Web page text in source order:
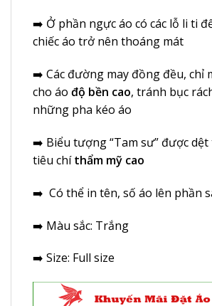
➡️ Ở phần ngực áo có các lỗ li ti
chiếc áo trở nên thoáng mát
➡️ Các đường may đồng đều, chỉ
cho áo độ bền cao, tránh bục
những pha kéo áo
➡️ Biểu tượng “Tam sư” được dệt
tiêu chíthẩm mỹ cao
➡️ Có thể in tên, số áo lên phần
➡️ Màu sắc: Trắng
➡️ Size: Full size